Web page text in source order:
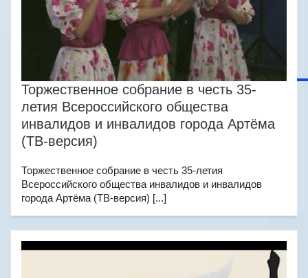
Торжественное собрание в честь 35-
летия Всероссийского общества
инвалидов и инвалидов города Артёма
(ТВ-версия)
Торжественное собрание в честь 35-летия
Всероссийского общества инвалидов и инвалидов
города Артёма (ТВ-версия) [...]